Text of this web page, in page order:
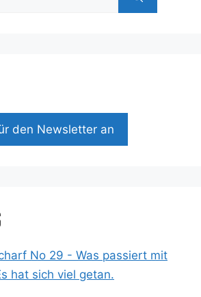
den News­let­ter an
No 29 - Was passiert mit
hat sich viel getan.